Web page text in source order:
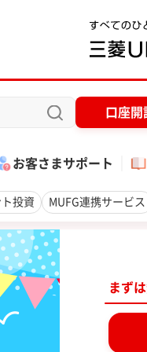
口座開
お客さまサポート
投資 MUFG連携サービス
ってください。
受付時間：平日8：00～17
まず